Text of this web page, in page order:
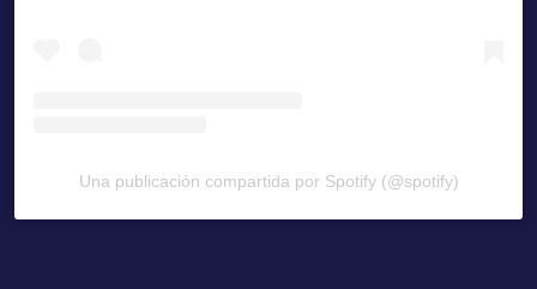
Una publicación compartida por Spotify (@spotify)